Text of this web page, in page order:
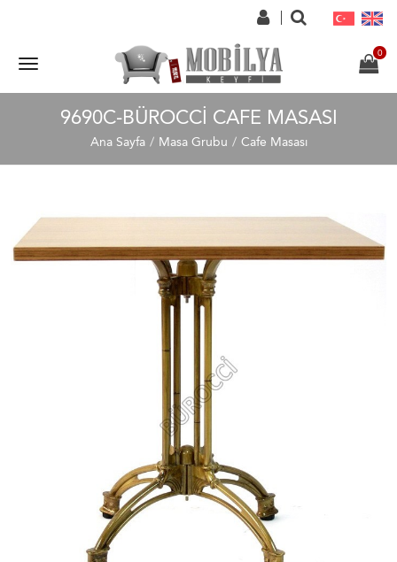
9690C-BÜROCCI CAFE MASASI
Ana Sayfa Masa Grubu Cafe Masası